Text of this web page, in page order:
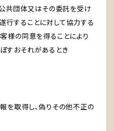
公共団体又はその委託を受け
行することに対して協力する
様の同意を得ることにより
すおそれがあるとき
を取得し、偽りその他不正の